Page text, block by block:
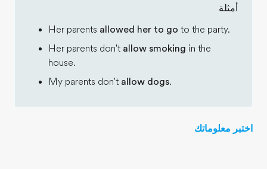
وظائف
إنضم إلى الفريق
أمثلة
Her parents allowed her to go to the party.
Her parents don't allow smoking in the
house.
My parents don't allow dogs.
اختبر معلوماتك